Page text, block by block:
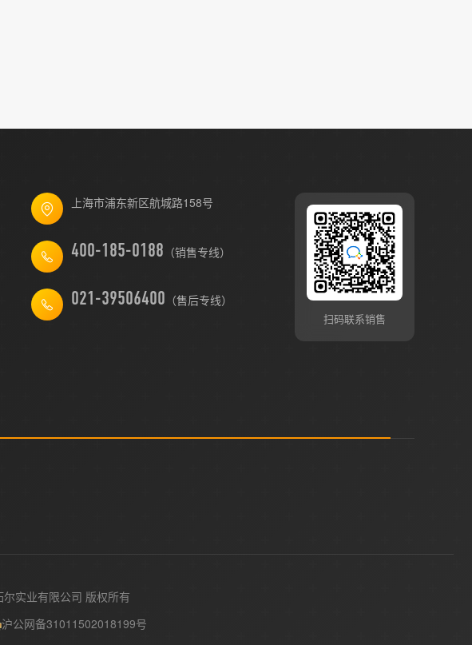
上海市浦东新区航城路158号
（销售专线）
021-39506400 （售后专线）
扫码联系销售
版权所有
沪公网备31011502018199号